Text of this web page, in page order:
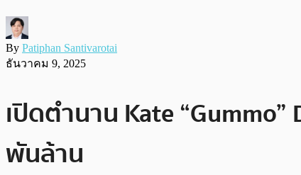
By Patiphan Santivarotai
ธันวาคม 9, 2025
เปิดตำนาน Kate
พันล้าน